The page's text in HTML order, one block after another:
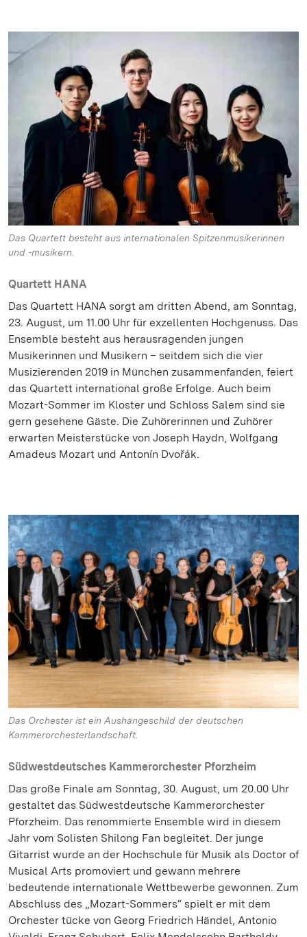
Das Quartett besteht aus internationalen Spitzenmusikerinnen
und -musikern.
Quartett HANA
Das Quartett HANA sorgt am dritten Abend, am Sonntag,
23. August, um 11.00 Uhr für exzellenten Hochgenuss. Das
Ensemble besteht aus herausragenden jungen
Musikerinnen und Musikern – seitdem sich die vier
Musizierenden 2019 in München zusammenfanden, feiert
das Quartett international große Erfolge. Auch beim
Mozart-Sommer im Kloster und Schloss Salem sind sie
gern gesehene Gäste. Die Zuhörerinnen und Zuhörer
erwarten Meisterstücke von Joseph Haydn, Wolfgang
Amadeus Mozart und Antonín Dvořák.
Das Orchester ist ein Aushängeschild der deutschen
Kammerorchesterlandschaft.
Südwestdeutsches Kammerorchester Pforzheim
Das große Finale am Sonntag, 30. August, um 20.00 Uhr
gestaltet das Südwestdeutsche Kammerorchester
Pforzheim. Das renommierte Ensemble wird in diesem
Jahr vom Solisten Shilong Fan begleitet. Der junge
Gitarrist wurde an der Hochschule für Musik als Doctor of
Musical Arts promoviert und gewann mehrere
bedeutende internationale Wettbewerbe gewonnen. Zum
Abschluss des „Mozart-Sommers“ spielt er mit dem
Orchester tücke von Georg Friedrich Händel, Antonio